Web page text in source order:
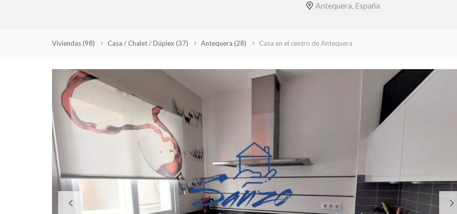
Antequera, España
Viviendas(98) Casa / Chalet / Dúplex (37) Antequera (28) Casa en el centro de Antequera